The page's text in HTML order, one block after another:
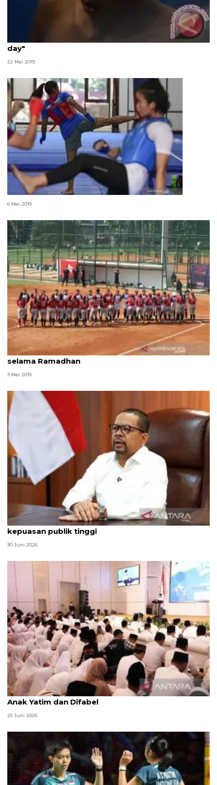
Pecel lele jadi menu wajib Triadi Fauzi saat "cheat
day"
22 Mei 2019
Atlet Wushu tetap latihan selama Ramadhan
6 Mei 2019
Timnas sofbol putri jalani pelatihan desentralisasi
selama Ramadhan
3 Mei 2019
Qodari: Pemerintah tak puas diri meski tingkat
kepuasan publik tinggi
30 Juni 2026
Menag jadikan setiap 10 Muharam sebagai Lebaran
Anak Yatim dan Difabel
25 Juni 2026